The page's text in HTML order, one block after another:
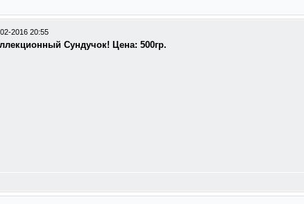
2016 20:55
Сундучок! Цена: 500гр.